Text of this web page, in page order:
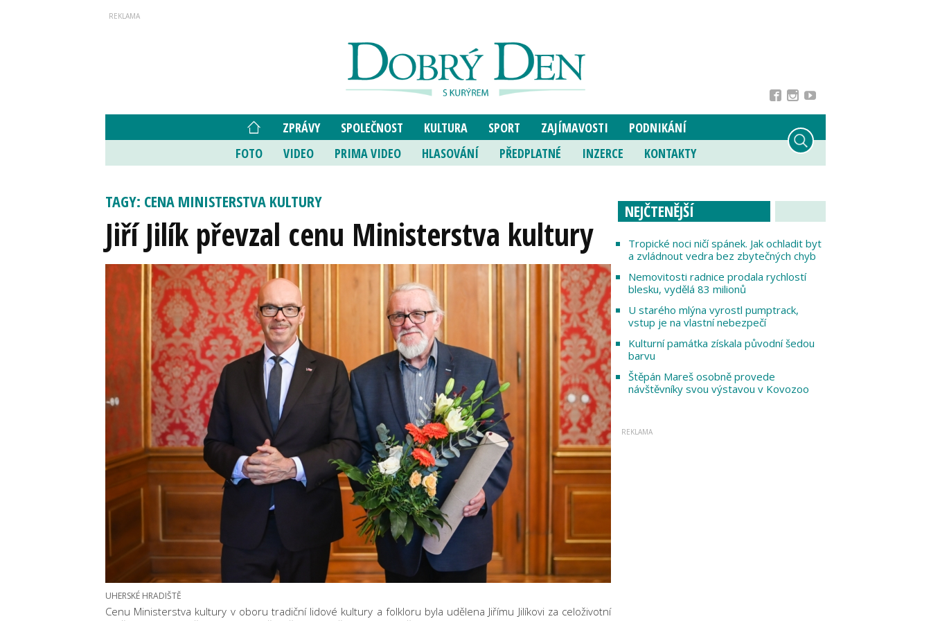
ZPRÁVY SPOLEČNOST KULTURA SPORT ZAJÍMAVOSTI
PODNIKÁNÍ
FOTO
VIDEO PRIMA VIDEO HLASOVÁNÍ PŘEDPLATNÉ INZERCE KONTAKTY
TAGY: CENA MINISTERSTVA KULTURY
Jiří Jilík převzal cenu Ministerstva kultury
UHERSKÉ HRADIŠTĚ
Cenu Ministerstva kultury v oboru tradiční lidové kultury a folkloru byla udělena Jiřímu Jilíkovi za celoživotní
NEJČTENĚJŠÍ
Tropické noci ničí spánek. Jak ochladit byt
a zvládnout vedra bez zbytečných chyb
Nemovitosti radnice prodala rychlostí
blesku, vydělá 83 milionů
U starého mlýna vyrostl pumptrack,
vstup je na vlastní nebezpečí
Kulturní památka získala původní šedou
barvu
Štěpán Mareš osobně provede
návštěvníky svou výstavou v Kovozoo